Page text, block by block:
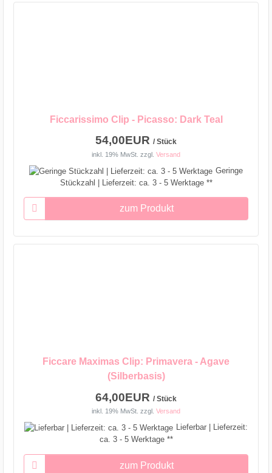
Ficcarissimo Clip - Picasso: Dark Teal
54,00EUR / Stück
inkl. 19% MwSt. zzgl. Versand
Geringe
Stückzahl | Lieferzeit: ca. 3 - 5 Werktage **
zum Produkt
Ficcare Maximas Clip: Primavera - Agave
(Silberbasis)
64,00EUR / Stück
inkl. 19% MwSt. zzgl. Versand
Lieferbar | Lieferzeit:
ca. 3 - 5 Werktage **
zum Produkt